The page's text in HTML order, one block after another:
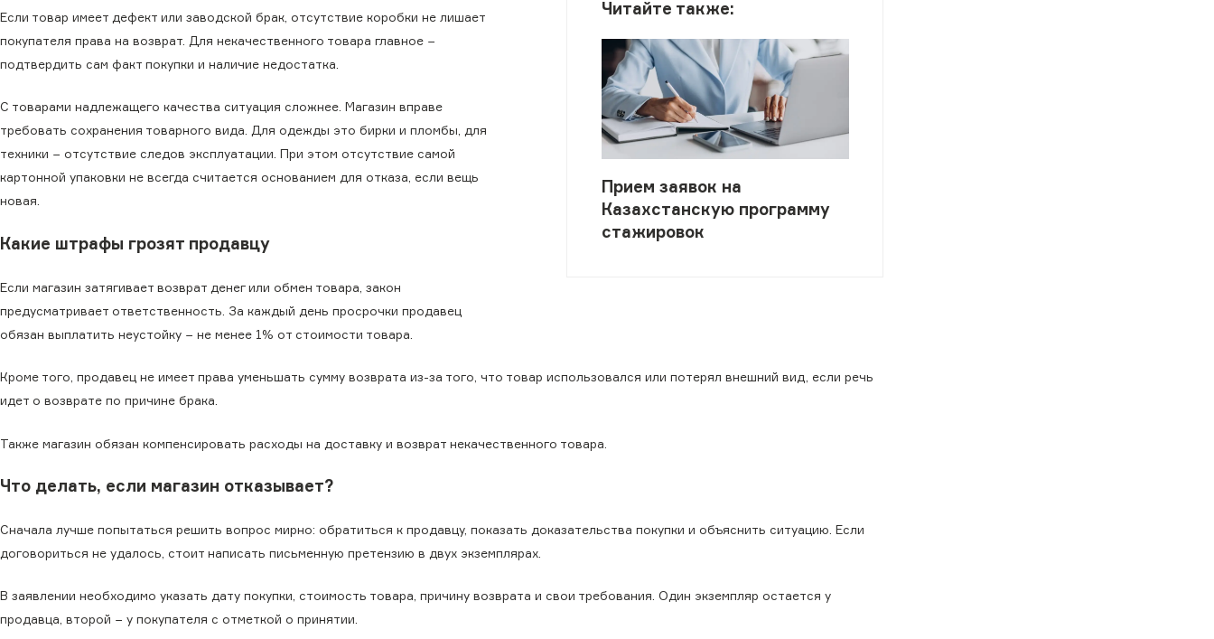
Читайте также:
Прием заявок на
Казахстанскую программу
стажировок
Если товар имеет дефект или заводской брак, отсутствие коробки не лишает
покупателя права на возврат. Для некачественного товара главное −
подтвердить сам факт покупки и наличие недостатка.
С товарами надлежащего качества ситуация сложнее. Магазин вправе
требовать сохранения товарного вида. Для одежды это бирки и пломбы, для
техники − отсутствие следов эксплуатации. При этом отсутствие самой
картонной упаковки не всегда считается основанием для отказа, если вещь
новая.
Какие штрафы грозят продавцу
Если магазин затягивает возврат денег или обмен товара, закон
предусматривает ответственность. За каждый день просрочки продавец
обязан выплатить неустойку − не менее 1% от стоимости товара.
Кроме того, продавец не имеет права уменьшать сумму возврата из-за того, что товар использовался или потерял внешний вид, если речь
идет о возврате по причине брака.
Также магазин обязан компенсировать расходы на доставку и возврат некачественного товара.
Что делать, если магазин отказывает?
Сначала лучше попытаться решить вопрос мирно: обратиться к продавцу, показать доказательства покупки и объяснить ситуацию. Если
договориться не удалось, стоит написать письменную претензию в двух экземплярах.
В заявлении необходимо указать дату покупки, стоимость товара, причину возврата и свои требования. Один экземпляр остается у
продавца, второй − у покупателя с отметкой о принятии.